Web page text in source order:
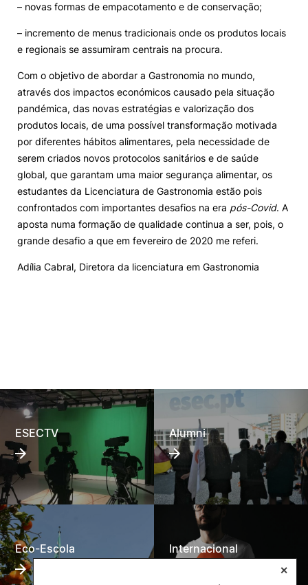
✕
– novas formas de empacotamento e de conservação;
– incremento de menus tradicionais onde os produtos locais
e regionais se assumiram centrais na procura.
Com o objetivo de abordar a Gastronomia no mundo,
através dos impactos económicos causado pela situação
pandémica, das novas estratégias e valorização dos
produtos locais, de uma possível transformação motivada
por diferentes hábitos alimentares, pela necessidade de
serem criados novos protocolos sanitários e de saúde
global, que garantam uma maior segurança alimentar, os
estudantes da Licenciatura de Gastronomia estão pois
confrontados com importantes desafios na era pós-Covid. A
aposta numa formação de qualidade continua a ser, pois, o
grande desafio a que em fevereiro de 2020 me referi.
Adília Cabral, Diretora da licenciatura em Gastronomia
ESECTV Alumni
Eco-Escola Internacional